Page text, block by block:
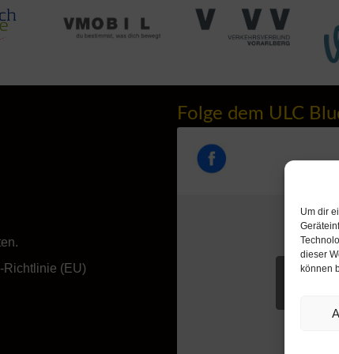
Um dir
dieser
können
Richtlinie (EU)
Folge dem ULC
Klicke